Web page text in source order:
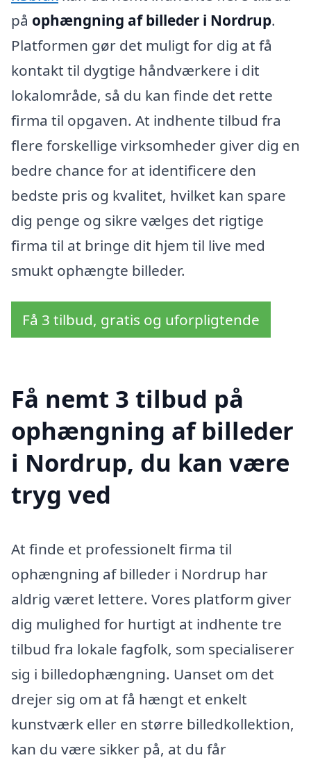
på ophængning af billeder i Nordrup.
Platformen gør det muligt for dig at få
kontakt til dygtige håndværkere i dit
lokalområde, så du kan finde det rette
firma til opgaven. At indhente tilbud fra
flere forskellige virksomheder giver dig en
bedre chance for at identificere den
bedste pris og kvalitet, hvilket kan spare
dig penge og sikre vælges det rigtige
firma til at bringe dit hjem til live med
smukt ophængte billeder.
Få 3 tilbud, gratis og uforpligtende
Få nemt 3 tilbud på
ophængning af billeder
i Nordrup, du kan være
tryg ved
At finde et professionelt firma til
ophængning af billeder i Nordrup har
aldrig været lettere. Vores platform giver
dig mulighed for hurtigt at indhente tre
tilbud fra lokale fagfolk, som specialiserer
sig i billedophængning. Uanset om det
drejer sig om at få hængt et enkelt
kunstværk eller en større billedkollektion,
kan du være sikker på, at du får